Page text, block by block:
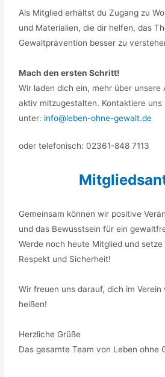
Als Mitglied erhältst du Zugang zu
und Materialien, die dir helfen, das
Gewaltprävention besser zu
Mach den ersten Schritt!
Wir laden dich ein, mehr über unsere
aktiv mitzugestalten. Kontaktiere uns
unter: info@leben-ohne-gewalt.de
oder telefonisch: 02361-848 7113
Gemeinsam können wir positive
und das Bewusstsein für ein
Werde noch heute Mitglied und
Respekt und Sicherheit!
Wir freuen uns darauf, dich im Verein
heißen!
Herzliche Grüße
Das gesamte Team von Leben ohne